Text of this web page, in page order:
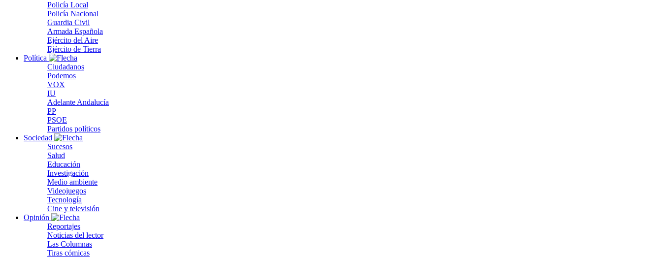
Policía Local
Policía Nacional
Guardia Civil
Armada Española
Ejército del Aire
Ejército de Tierra
Política
Ciudadanos
Podemos
VOX
IU
Adelante Andalucía
PP
PSOE
Partidos políticos
Sociedad
Sucesos
Salud
Educación
Investigación
Medio ambiente
Videojuegos
Tecnología
Cine y televisión
Opinión
Reportajes
Noticias del lector
Las Columnas
Tiras cómicas